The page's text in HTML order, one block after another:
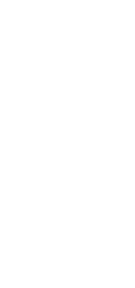
staral, stále byl na
po přečtení některých
tu jsme stejně
Plaža je krásný rozhlehlý